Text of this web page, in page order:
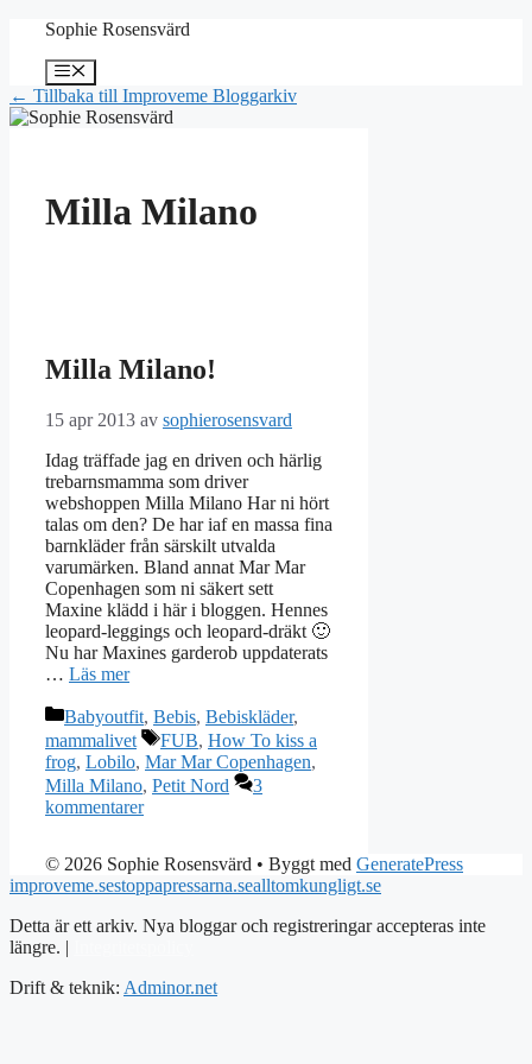
Hoppa
innehåll
Sophie Rosensvärd
Meny
← Tillbaka till Improveme Bloggarkiv
Milla Milano
Milla Milano!
15 apr 2013 av sophierosensvard
Idag träffade jag en driven och härlig
trebarnsmamma som driver
webshoppen Milla Milano Har ni hört
talas om den? De har iaf en massa fina
barnkläder från särskilt utvalda
varumärken. Bland annat Mar Mar
Copenhagen som ni säkert sett
Maxine klädd i här i bloggen. Hennes
leopard-leggings och leopard-dräkt 🙂
Nu har Maxines garderob uppdaterats
… Läs mer
Kategorier
Babyoutfit, Bebis, Bebiskläder,
mammalivet
Etiketter
FUB, How To kiss a
frog, Lobilo, Mar Mar Copenhagen,
Milla Milano, Petit Nord
3
kommentarer
© 2026 Sophie Rosensvärd • Byggt med GeneratePress
improveme.sestoppapressarna.sealltomkungligt.se
Detta är ett arkiv. Nya bloggar och registreringar accepteras inte
längre. |
Drift & teknik: Adminor.net